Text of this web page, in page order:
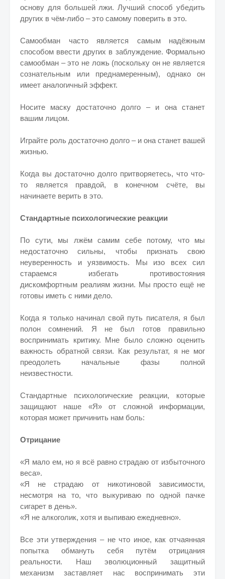
основу для большей лжи. Лучший способ убедить
других в чём-либо – это самому поверить в это.
Самообман часто является самым надёжным
способом ввести других в заблуждение. Формально
самообман – это не ложь (поскольку он не является
сознательным или преднамеренным), однако он
имеет аналогичный эффект.
Носите маску достаточно долго – и она станет
вашим лицом.
Играйте роль достаточно долго – и она станет вашей
жизнью.
Когда вы достаточно долго притворяетесь, что что-
то является правдой, в конечном счёте, вы
начинаете верить в это.
Стандартные психологические реакции
По сути, мы лжём самим себе потому, что мы
недостаточно сильны, чтобы признать свою
неуверенность и уязвимость. Мы изо всех сил
стараемся избегать противостояния
дискомфортным реалиям жизни. Мы просто ещё не
готовы иметь с ними дело.
Когда я только начинал свой путь писателя, я был
полон сомнений. Я не был готов правильно
воспринимать критику. Мне было сложно оценить
важность обратной связи. Как результат, я не мог
преодолеть начальные фазы полной
неизвестности.
Стандартные психологические реакции, которые
защищают наше «Я» от сложной информации,
которая может причинить нам боль:
Отрицание
«Я мало ем, но я всё равно страдаю от избыточного
веса».
«Я не страдаю от никотиновой зависимости,
несмотря на то, что выкуриваю по одной пачке
сигарет в день».
«Я не алкоголик, хотя и выпиваю ежедневно».
Все эти утверждения – не что иное, как отчаянная
попытка обмануть себя путём отрицания
реальности. Наш эволюционный защитный
механизм заставляет нас воспринимать эти